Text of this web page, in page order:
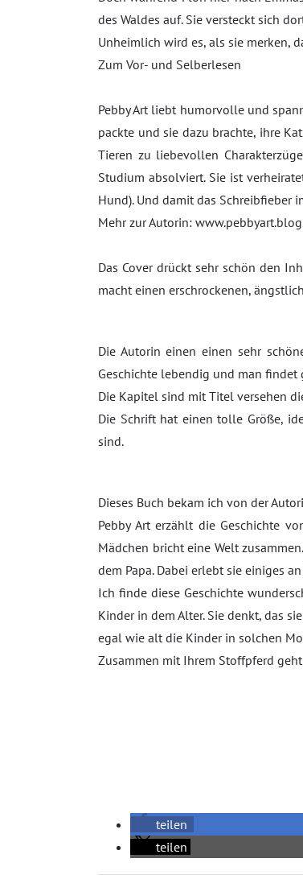
des Waldes auf. Sie versteckt sich
Unheimlich wird es, als sie merken,
Zum Vor- und Selberlesen
Pebby Art liebt humorvolle und
packte und sie dazu brachte, ihre
Tieren zu liebevollen
Studium absolviert. Sie ist
Hund). Und damit das Schreibfieber
Mehr zur Autorin:
Das Cover drückt sehr schön den
macht einen erschrockenen,
Die Autorin einen einen sehr
Geschichte lebendig und man findet
Die Kapitel sind mit Titel versehen
Die Schrift hat einen tolle Größe,
sind.
Dieses Buch bekam ich von der
Pebby Art erzählt die Geschichte
Mädchen bricht eine Welt
dem Papa. Dabei erlebt sie einiges
Ich finde diese Geschichte
Kinder in dem Alter. Sie denkt, das
egal wie alt die Kinder in solchen
Zusammen mit Ihrem Stoffpferd
teilen
teilen